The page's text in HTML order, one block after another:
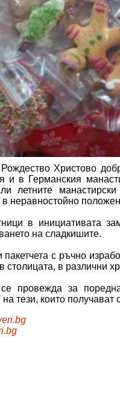
Христово
и в Германския
летните
неравностойно
в инициативата
на сладкишите.
с ръчно
столицата, в различни
провежда за
тези, които